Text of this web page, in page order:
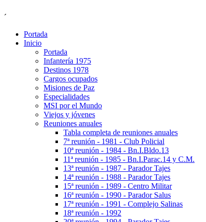
´
Portada
Inicio
Portada
Infantería 1975
Destinos 1978
Cargos ocupados
Misiones de Paz
Especialidades
MSI por el Mundo
Viejos y jóvenes
Reuniones anuales
Tabla completa de reuniones anuales
7ª reunión - 1981 - Club Policial
10ª reunión - 1984 - Bn.I.Bldo.13
11ª reunión - 1985 - Bn.I.Parac.14 y C.M.
13ª reunión - 1987 - Parador Tajes
14ª reunión - 1988 - Parador Tajes
15ª reunión - 1989 - Centro Militar
16ª reunión - 1990 - Parador Salus
17ª reunión - 1991 - Complejo Salinas
18ª reunión - 1992